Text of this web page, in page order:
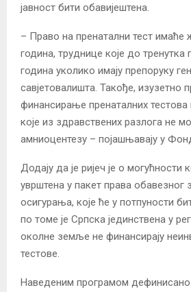
јавност бити обавијештена.
– Право на пренатални тест имаће
година, труднице које до тренутка
година уколико имају препоруку
савјетовалишта. Такође, изузетно
финансирање пренаталних
које из здравствених разлога не
амниоцентезу – појашњавају у
Додају да је ријеч је о могућности
уврштена у пакет права обавезног
осигурања, које ће у потпуности
по томе је Српска јединствена у
околне земље не финансирају
тестове.
Наведеним програмом дефинисано